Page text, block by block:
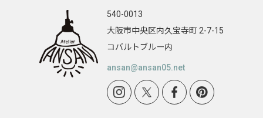
540-0013
大阪市中央区内久宝寺町 2-7-15
コバルトブルー内
ansan@ansan05.net